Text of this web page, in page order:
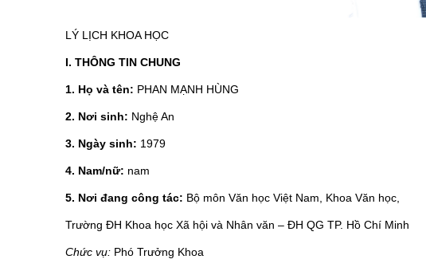
LÝ LỊCH KHOA HỌC
I. THÔNG TIN CHUNG
1. Họ và tên: PHAN MẠNH HÙNG
2. Nơi sinh: Nghệ An
3. Ngày sinh: 1979
4. Nam/nữ: nam
5. Nơi đang công tác: Bộ môn Văn học Việt Nam, Khoa Văn học,
Trường ĐH Khoa học Xã hội và Nhân văn – ĐH QG TP. Hồ Chí Minh
Chức vụ: Phó Trưởng Khoa